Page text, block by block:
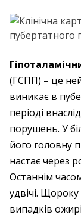
Г
(ГСПП) – це
виникає в
періоді
порушень. У
його головну
настає через
Останнім
удвічі.
випадків